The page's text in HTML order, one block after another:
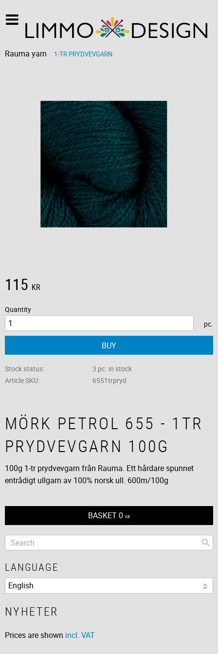
Rauma yarn 1-TR PRYDVEVGARN
115 KR
Quantity
pc.
BUY
Stock status
3 pc. in stock
Article SKU
6551trpryd
MÖRK PETROL 655 - 1TR
PRYDVEVGARN 100G
100g 1-tr prydvevgarn från Rauma. Ett hårdare spunnet
entrådigt ullgarn av 100% norsk ull. 600m/100g
BASKET 0 KR
LANGUAGE
NYHETER
Prices are shown incl. VAT